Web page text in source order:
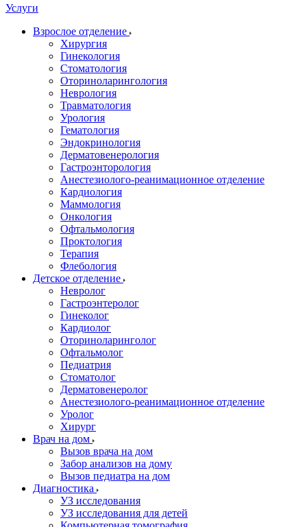
Услуги
Взрослое отделение
Хирургия
Гинекология
Стоматология
Оториноларингология
Неврология
Травматология
Урология
Гематология
Эндокринология
Дерматовенерология
Гастроэнторология
Анестезиолого-реанимационное отделение
Кардиология
Маммология
Онкология
Офтальмология
Проктология
Терапия
Флебология
Детское отделение
Невролог
Гастроэнтеролог
Гинеколог
Кардиолог
Оториноларинголог
Офтальмолог
Педиатрия
Стоматолог
Дерматовенеролог
Анестезиолого-реанимационное отделение
Уролог
Хирург
Врач на дом
Вызов врача на дом
Забор анализов на дому
Вызов педиатра на дом
Диагностика
УЗ исследования
УЗ исследования для детей